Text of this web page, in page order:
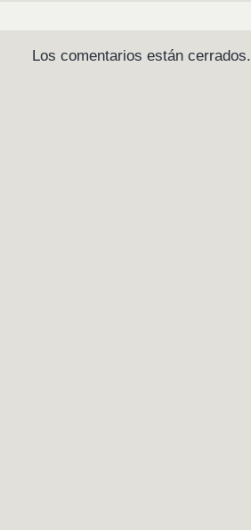
Los comentarios están cerrados.